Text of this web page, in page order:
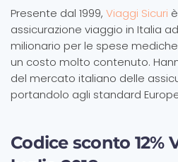
Presente dal 1999, Viaggi Sicuri
assicurazione viaggio in Italia
milionario per le spese
un costo molto contenuto.
del mercato italiano delle
portandolo agli standard
Codice sconto 12%